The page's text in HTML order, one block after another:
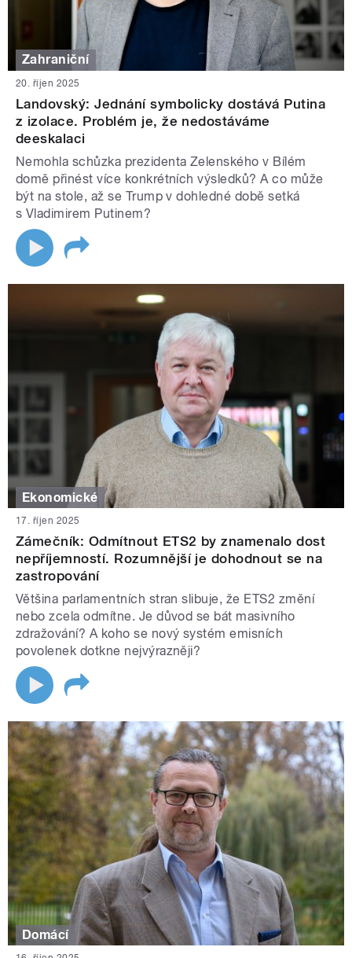
Zahraniční
20. říjen 2025
Landovský: Jednání symbolicky dostává Putina
z izolace. Problém je, že nedostáváme
deeskalaci
Nemohla schůzka prezidenta Zelenského v Bílém
domě přinést více konkrétních výsledků? A co může
být na stole, až se Trump v dohledné době setká
s Vladimirem Putinem?
Ekonomické
17. říjen 2025
Zámečník: Odmítnout ETS2 by znamenalo dost
nepříjemností. Rozumnější je dohodnout se na
zastropování
Většina parlamentních stran slibuje, že ETS2 změní
nebo zcela odmítne. Je důvod se bát masivního
zdražování? A koho se nový systém emisních
povolenek dotkne nejvýrazněji?
Domácí